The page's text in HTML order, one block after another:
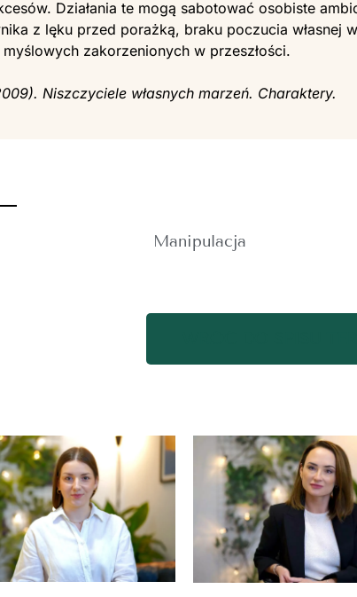
Działania te mogą sabotować osobiste
z lęku przed porażką, braku poczucia własnej
zakorzenionych w przeszłości.
Niszczyciele własnych marzeń. Charaktery.
Manipulacja